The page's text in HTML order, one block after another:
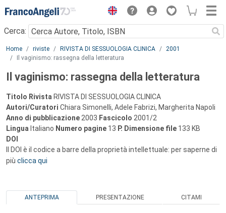
Menu
Cerca:
Main content
Home riviste RIVISTA DI SESSUOLOGIA CLINICA
2001
Il vaginismo: rassegna della letteratura
Il vaginismo: rassegna della letteratura
Titolo Rivista RIVISTA DI SESSUOLOGIA CLINICA
Autori/Curatori Chiara Simonelli, Adele Fabrizi, Margherita Napoli
Anno di pubblicazione 2003 Fascicolo 2001/2
Lingua Italiano Numero pagine 13 P. Dimensione file 133 KB
DOI
Il DOI è il codice a barre della proprietà intellettuale: per saperne di
più clicca qui
ANTEPRIMA PRESENTAZIONE CITAMI